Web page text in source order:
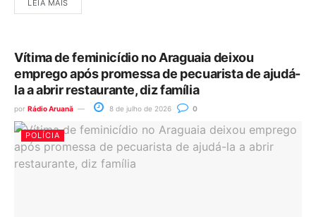
LEIA MAIS
Vítima de feminicídio no Araguaia deixou
emprego após promessa de pecuarista de ajudá-
la a abrir restaurante, diz família
por Rádio Aruanã 8 de julho de 2026 0
POLÍCIA